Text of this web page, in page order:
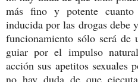
más fino y potente
inducida por las drogas debe
funcionamiento sólo será
guiar por el impulso
acción sus apetitos sexuales